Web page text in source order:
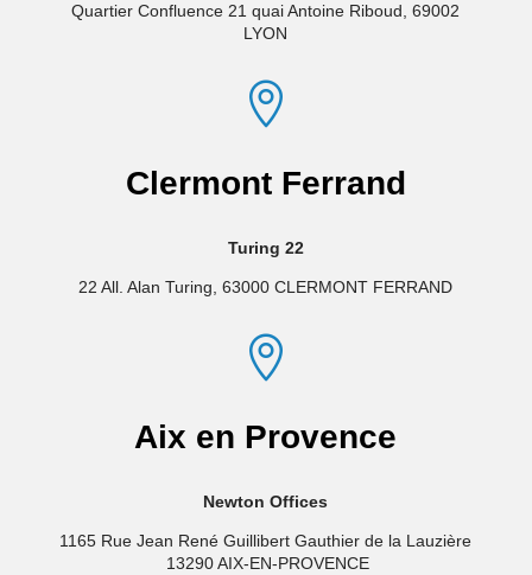
Quartier Confluence21 quai Antoine Riboud, 69002
LYON

Clermont Ferrand
Turing 22
22 All. Alan Turing, 63000 CLERMONT FERRAND

Aix en Provence
Newton Offices
1165 Rue Jean RenéGuillibert Gauthier de la Lauzière
13290 AIX-EN-PROVENCE